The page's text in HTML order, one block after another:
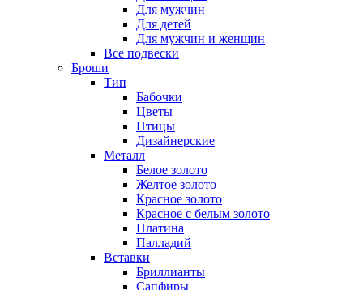
Для мужчин
Для детей
Для мужчин и женщин
Все подвески
Броши
Тип
Бабочки
Цветы
Птицы
Дизайнерские
Металл
Белое золото
Желтое золото
Красное золото
Красное с белым золото
Платина
Палладий
Вставки
Бриллианты
Сапфиры